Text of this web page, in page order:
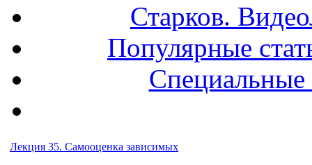
Старков.
Популярные
Лекция 35. Самооценка зависимых